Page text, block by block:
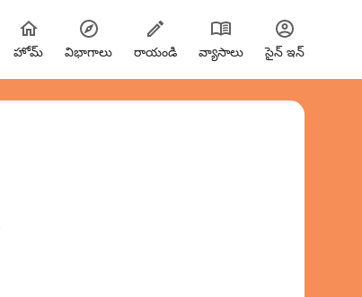
హోమ్ విభాగాలు రాయండి వ్యాసాలు సైన్ ఇన్